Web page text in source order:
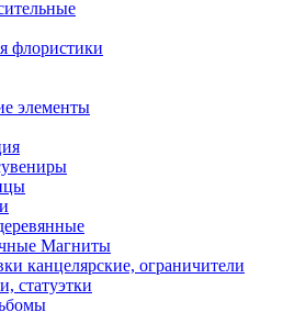
флористики
элементы
Магниты
канцелярские, ограничители
статуэтки